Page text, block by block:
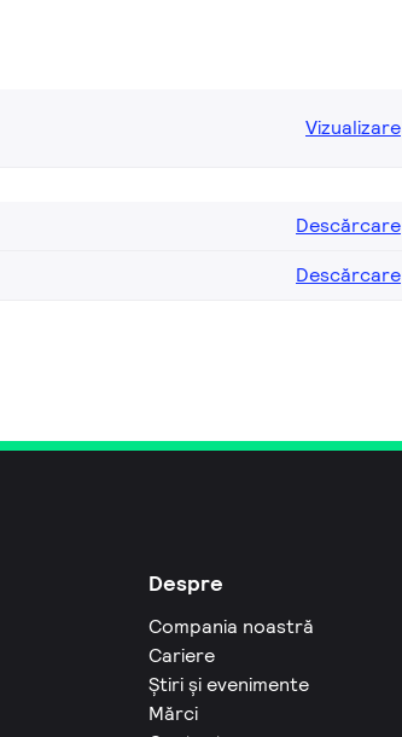
Vizualizare
Descărcare
Descărcare
Despre
Compania noastră
Cariere
Știri și evenimente
Mărci